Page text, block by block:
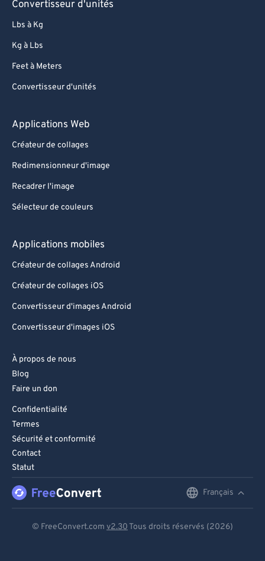
Convertisseur d'unités
Lbs à Kg
Kg à Lbs
Feet à Meters
Convertisseur d'unités
Applications Web
Créateur de collages
Redimensionneur d'image
Recadrer l'image
Sélecteur de couleurs
Applications mobiles
Créateur de collages Android
Créateur de collages iOS
Convertisseur d'images Android
Convertisseur d'images iOS
À propos de nous
Blog
Faire un don
Confidentialité
Termes
Sécurité et conformité
Contact
Statut
Français
© FreeConvert.com v2.30 Tous droits réservés (2026)